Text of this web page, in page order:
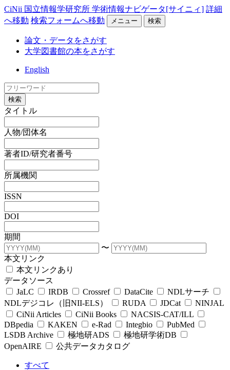
CiNii 国立情報学研究所 学術情報ナビゲータ[サイニィ] 詳細
へ移動 検索フォームへ移動 メニュー 検索
論文・データをさがす
大学図書館の本をさがす
English
検索
タイトル
人物/団体名
著者ID/研究者番号
所属機関
ISSN
DOI
期間
〜
本文リンク
本文リンクあり
データソース
JaLC
IRDB Crossref DataCite
NDLサーチ
NDLデジコレ（旧NII-ELS）
RUDA JDCat
NINJAL
CiNii Articles
CiNii Books
NACSIS-CAT/ILL
DBpedia
KAKEN e-Rad Integbio
PubMed
LSDB Archive
極地研ADS
極地研学術DB
OpenAIRE
公共データカタログ
すべて